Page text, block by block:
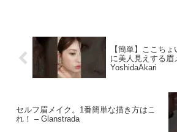
【簡単】ここち
に美人見えする眉
YoshidaAkari
セルフ眉メイク。1番簡単な描き方はこ
れ！ – Glanstrada